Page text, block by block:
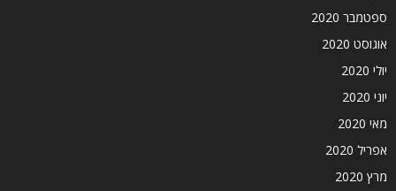
ספטמבר 2020
אוגוסט 2020
יולי 2020
יוני 2020
מאי 2020
אפריל 2020
מרץ 2020